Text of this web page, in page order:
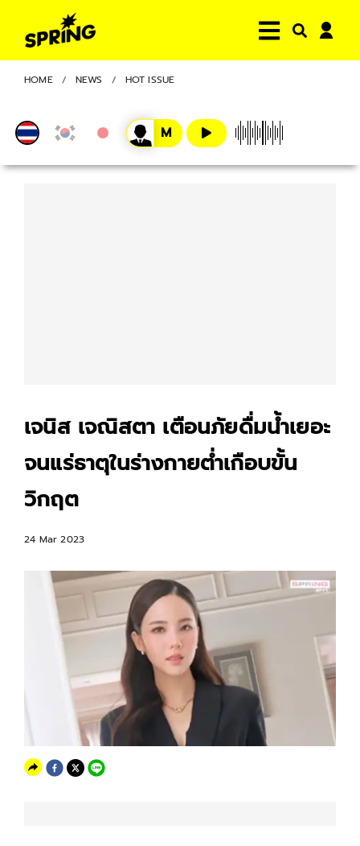
HOME NEWS HOT ISSUE
เจนิส เจณิสตา เตือนภัยดื่มน้ำเยอะ
จนแร่ธาตุในร่างกายต่ำเกือบขั้น
วิกฤต
24 Mar 2023